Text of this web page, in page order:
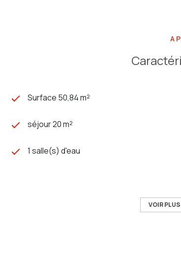
A
Surface 50,84 m²
séjour 20 m²
1 salle(s) d'eau
VOIR